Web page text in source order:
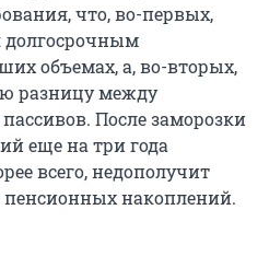
что, во-первых,
долгосрочным
объемах, а, во-вторых,
разницу между
После заморозки
еще на три года
всего, недополучит
пенсионных накоплений.